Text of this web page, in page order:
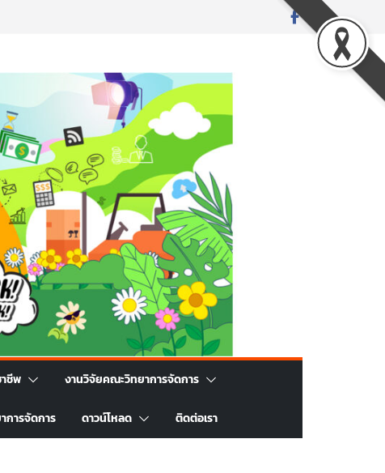
ชีพ งานวิจัยคณะวิทยาการจัดการ
การจัดการ ดาวน์โหลด ติดต่อเรา